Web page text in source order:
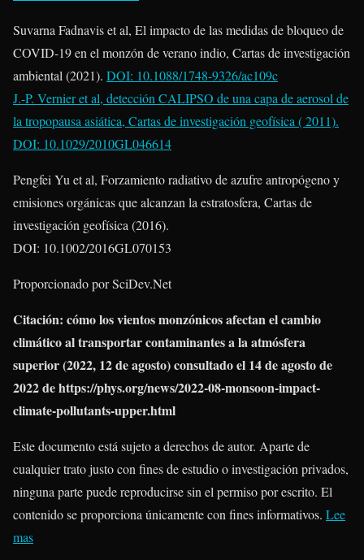
Suvarna Fadnavis et al, El impacto de las medidas de bloqueo de
COVID-19 en el monzón de verano indio, Cartas de investigación
ambiental (2021). DOI: 10.1088/1748-9326/ac109c
J.-P. Vernier et al, detección CALIPSO de una capa de aerosol de
la tropopausa asiática, Cartas de investigación geofísica ( 2011).
DOI: 10.1029/2010GL046614
Pengfei Yu et al, Forzamiento radiativo de azufre antropógeno y
emisiones orgánicas que alcanzan la estratosfera, Cartas de
investigación geofísica (2016).
DOI: 10.1002/2016GL070153
Proporcionado por SciDev.Net
Citación: cómo los vientos monzónicos afectan el cambio
climático al transportar contaminantes a la atmósfera
superior (2022, 12 de agosto) consultado el 14 de agosto de
2022 de https://phys.org/news/2022-08-monsoon-impact-
climate-pollutants-upper.html
Este documento está sujeto a derechos de autor. Aparte de
cualquier trato justo con fines de estudio o investigación privados,
ninguna parte puede reproducirse sin el permiso por escrito. El
contenido se proporciona únicamente con fines informativos. Lee
mas